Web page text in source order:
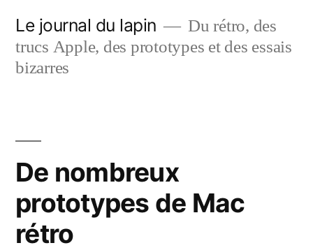
contenu
Le journal du lapin
Du rétro, des
trucs Apple, des prototypes et des essais
bizarres
De nombreux
prototypes de Mac
rétro